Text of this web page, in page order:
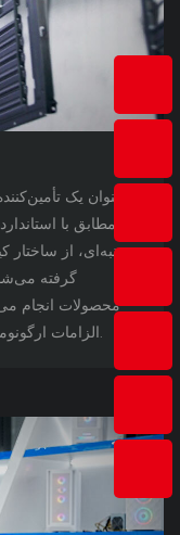
به عنوان یک
مطابق با
جنبه‌ای، از ساختار
گرفته
محصولات انجام
الزامات ارگونومی و یکپارچگی ساختاری را برآورده می‌کنند.